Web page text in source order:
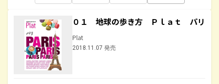
０１ 地球の歩き方 Ｐｌａｔ パリ
Plat
2018.11.07 発売